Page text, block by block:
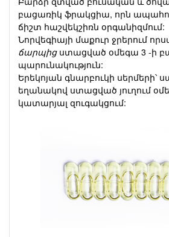
բացառիկ ֆրակցիա, որն
ճիշտ հաշվեկշիռն օրգանիզմում:
Նորվեգիայի մաքուր ջրերում
ճարպիցստացված օմեգա 3 -ի
պարունակություն:
Երեկոյան գնարբուկի սերմերի՝
եղանակով ստացված յուղում
կատարյալ զուգակցում: